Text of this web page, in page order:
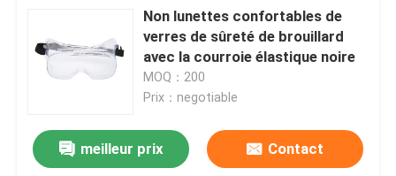
Non lunettes confortables de
verres de sûreté de brouillard
avec la courroie élastique noire
MOQ：200
Prix：negotiable
meilleur prix Contact